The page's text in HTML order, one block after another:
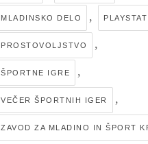
MLADINSKO DELO ,
PROSTOVOLJSTVO ,
ŠPORTNE IGRE ,
VEČER ŠPORTNIH IGER ,
ZAVOD ZA MLADINO IN ŠPORT